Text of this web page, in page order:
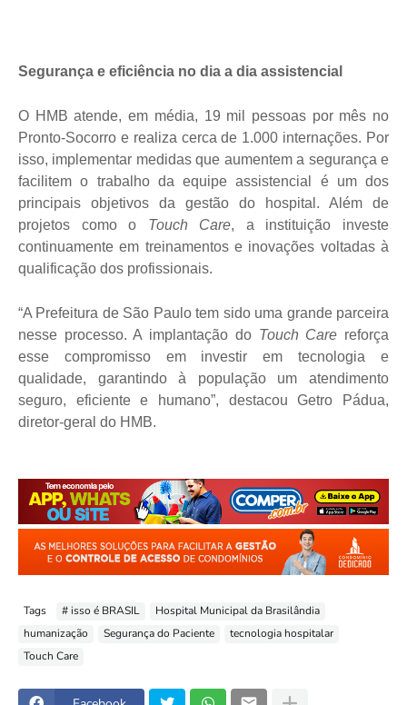
Segurança e eficiência no dia a dia assistencial
O HMB atende, em média, 19 mil pessoas por mês no
Pronto-Socorro e realiza cerca de 1.000 internações. Por
isso, implementar medidas que aumentem a segurança e
facilitem o trabalho da equipe assistencial é um dos
principais objetivos da gestão do hospital. Além de
projetos como o Touch Care, a instituição investe
continuamente em treinamentos e inovações voltadas à
qualificação dos profissionais.
“A Prefeitura de São Paulo tem sido uma grande parceira
nesse processo. A implantação do Touch Care reforça
esse compromisso em investir em tecnologia e
qualidade, garantindo à população um atendimento
seguro, eficiente e humano”, destacou Getro Pádua,
diretor-geral do HMB.
Tags # isso é BRASIL
Hospital Municipal da Brasilândia
humanização
Segurança do Paciente
tecnologia hospitalar
Touch Care